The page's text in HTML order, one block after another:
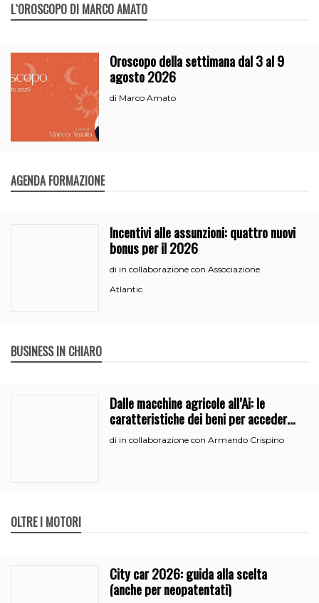
L`OROSCOPO DI MARCO AMATO
Oroscopo della settimana dal 3 al 9
agosto 2026
di Marco Amato
AGENDA FORMAZIONE
Incentivi alle assunzioni: quattro nuovi
bonus per il 2026
di in collaborazione con Associazione
Atlantic
BUSINESS IN CHIARO
Dalle macchine agricole all’Ai: le
caratteristiche dei beni per accedere
all’iperammortamento
di in collaborazione con Armando Crispino
OLTRE I MOTORI
City car 2026: guida alla scelta
(anche per neopatentati)